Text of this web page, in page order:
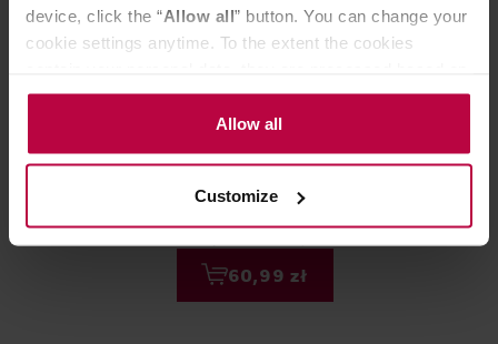
device, click the “Allow all” button. You can change your
cookie settings anytime. To the extent the cookies
the controller’s (namely, ALL GOOD S.A., ul.
Mazowiecka 24I/U9, 78-100 Kołobrzeg) or third parties’
legitimate interests which are to ensure a high quality of
activities of the controller and authorized entities. More
information about cookies and the personal data
Allow all
Customize
Lelit - PLA9201 Środek do
czyszczenia grupy saszetki - 40
saszetek
69,00 zł
60,99 zł
Lelit -
mleka 10 x